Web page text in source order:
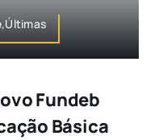
Fundeb
Básica